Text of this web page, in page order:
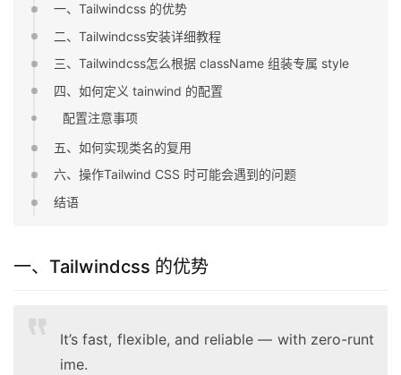
一、Tailwindcss 的优势
二、Tailwindcss安装详细教程
三、Tailwindcss怎么根据 className 组装专属 style
四、如何定义 tainwind 的配置
配置注意事项
五、如何实现类名的复用
六、操作Tailwind CSS 时可能会遇到的问题
结语
一、Tailwindcss 的优势
It’s fast, flexible, and reliable — with zero-runt
ime.